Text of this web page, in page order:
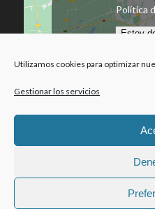
contenidos y publicidad de
Utilizamos cookies para optimizar
Gestionar los servicios
Política
Estoy
Asociación de ámbito nacional |
Política de